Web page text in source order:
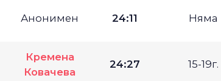
Анонимен 24:11 Няма
Кремена
Ковачева
24:27 15-19г.